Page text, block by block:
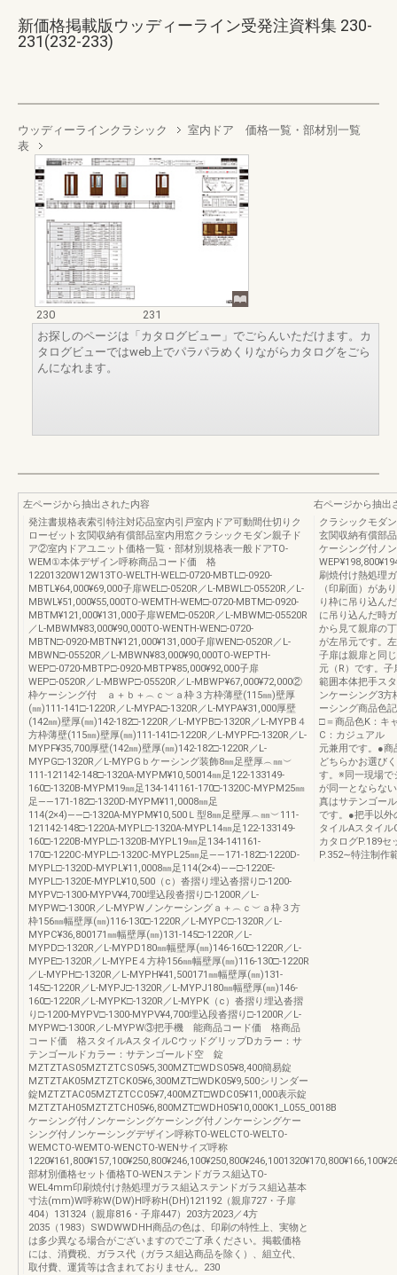
新価格掲載版ウッディーライン受発注資料集 230-
231(232-233)
ウッディーラインクラシック
室内ドア 価格一覧・部材別一覧
表
230
231
お探しのページは「カタログビュー」でごらんいただけます。カ
タログビューではweb上でパラパラめくりながらカタログをごら
んになれます。
左ページから抽出された内容
発注書規格表索引特注対応品室内引戸室内ドア可動間仕切りク
ローゼット玄関収納有償部品室内用窓クラシックモダン親子ド
ア②室内ドアユニット価格一覧・部材別規格表一般ドアTO-
WEM①本体デザイン呼称商品コード価 格
12201320W12W13TO-WELTH-WEL□-0720-MBTL□-0920-
MBTL¥64,000¥69,000子扉WEL□-0520R／L-MBWL□-05520R／L-
MBWL¥51,000¥55,000TO-WEMTH-WEM□-0720-MBTM□-0920-
MBTM¥121,000¥131,000子扉WEM□-0520R／L-MBWM□-05520R
／L-MBWM¥83,000¥90,000TO-WENTH-WEN□-0720-
MBTN□-0920-MBTN¥121,000¥131,000子扉WEN□-0520R／L-
MBWN□-05520R／L-MBWN¥83,000¥90,000TO-WEPTH-
WEP□-0720-MBTP□-0920-MBTP¥85,000¥92,000子扉
WEP□-0520R／L-MBWP□-05520R／L-MBWP¥67,000¥72,000②
枠ケーシング付 ａ＋ｂ＋︵ｃ︶ａ枠３方枠薄壁(115㎜)壁厚
(㎜)111-141□-1220R／L-MYPA□-1320R／L-MYPA¥31,000厚壁
(142㎜)壁厚(㎜)142-182□-1220R／L-MYPB□-1320R／L-MYPB４
方枠薄壁(115㎜)壁厚(㎜)111-141□-1220R／L-MYPF□-1320R／L-
MYPF¥35,700厚壁(142㎜)壁厚(㎜)142-182□-1220R／L-
MYPG□-1320R／L-MYPGｂケーシング装飾8㎜足壁厚︵㎜︶
111-121142-148□-1320A-MYPM¥10,50014㎜足122-133149-
160□-1320B-MYPM19㎜足134-141161-170□-1320C-MYPM25㎜
足――171-182□-1320D-MYPM¥11,0008㎜足
114(2×4)――□-1320A-MYPM¥10,500Ｌ型8㎜足壁厚︵㎜︶111-
121142-148□-1220A-MYPL□-1320A-MYPL14㎜足122-133149-
160□-1220B-MYPL□-1320B-MYPL19㎜足134-141161-
170□-1220C-MYPL□-1320C-MYPL25㎜足――171-182□-1220D-
MYPL□-1320D-MYPL¥11,0008㎜足114(2×4)――□-1220E-
MYPL□-1320E-MYPL¥10,500（c）沓摺り埋込沓摺り□-1200-
MYPV□-1300-MYPV¥4,700埋込段沓摺り□-1200R／L-
MYPW□-1300R／L-MYPWノンケーシングａ＋︵ｃ︶ａ枠３方
枠156㎜幅壁厚(㎜)116-130□-1220R／L-MYPC□-1320R／L-
MYPC¥36,800171㎜幅壁厚(㎜)131-145□-1220R／L-
MYPD□-1320R／L-MYPD180㎜幅壁厚(㎜)146-160□-1220R／L-
MYPE□-1320R／L-MYPE４方枠156㎜幅壁厚(㎜)116-130□-1220R
／L-MYPH□-1320R／L-MYPH¥41,500171㎜幅壁厚(㎜)131-
145□-1220R／L-MYPJ□-1320R／L-MYPJ180㎜幅壁厚(㎜)146-
160□-1220R／L-MYPK□-1320R／L-MYPK（c）沓摺り埋込沓摺
り□-1200-MYPV□-1300-MYPV¥4,700埋込段沓摺り□-1200R／L-
MYPW□-1300R／L-MYPW③把手機 能商品コード価 格商品
コード価 格スタイルAスタイルCウッドグリップDカラー：サ
テンゴールドカラー：サテンゴールド空 錠
MZTZTAS05MZTZTCS05¥5,300MZT□WDS05¥8,400簡易錠
MZTZTAK05MZTZTCK05¥6,300MZT□WDK05¥9,500シリンダー
錠MZTZTAC05MZTZTCC05¥7,400MZT□WDC05¥11,000表示錠
MZTZTAH05MZTZTCH05¥6,800MZT□WDH05¥10,000K1_L055_0018B
ケーシング付ノンケーシングケーシング付ノンケーシングケー
シング付ノンケーシングデザイン呼称TO-WELCTO-WELTO-
WEMCTO-WEMTO-WENCTO-WENサイズ呼称
部材別価格セット価格TO-WENステンドガラス組込TO-
WEL4mm印刷焼付け熱処理ガラス組込ステンドガラス組込基本
寸法(mm)W呼称W(DW)H呼称H(DH)121192（親扉727・子扉
404）131324（親扉816・子扉447）203方2023／4方
2035（1983）SWDWWDHH商品の色は、印刷の特性上、実物と
は多少異なる場合がございますのでご了承ください。掲載価格
には、消費税、ガラス代（ガラス組込商品を除く）、組立代、
取付費、運賃等は含まれておりません。230
右ページから抽出
クラシックモダ
玄関収納有償部
ケーシング付ノ
刷焼付け熱処理
（印刷面）があ
り枠に吊り込ん
に吊り込んだ時
から見て親扉の
が左吊元です。
子扉は親扉と同
元（R）です。
範囲本体把手ス
ンケーシング3方
ーシング商品色
□＝商品色K：
C：カジュアル
元兼用です。●商
どちらかお選び
す。※同一現場
が同一とならな
真はサテンゴー
です。●把手以外
タイルAスタイ
カタログP.189セ
P.352∼特注制作